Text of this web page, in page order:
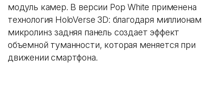
модуль камер. В версии Pop White применена
технология HoloVerse 3D: благодаря миллионам
микролинз задняя панель создает эффект
объемной туманности, которая меняется при
движении смартфона.